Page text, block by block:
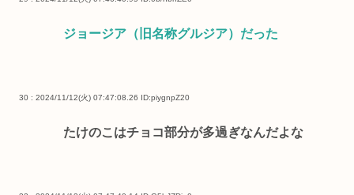
ジョージア（旧名称グルジア）だった
30 : 2024/11/12(火) 07:47:08.26 ID:piygnpZ20
たけのこはチョコ部分が多過ぎなんだよな